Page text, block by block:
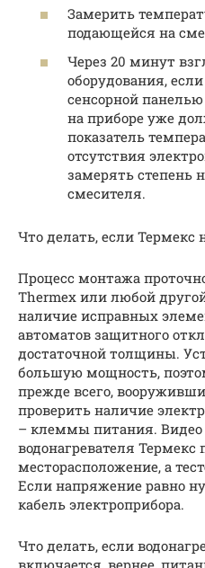
Замерить
подающейся на
Через 20 минут
оборудования,
сенсорной
на приборе уже
показатель
отсутствия
замерять степень
смесителя.
Что делать, если Термекс
Процесс монтажа
Thermex или любой
наличие исправных
автоматов защитного
достаточной толщины.
большую мощность,
прежде всего,
проверить наличие
– клеммы питания. Видео
водонагревателя
месторасположение, а
Если напряжение равно
кабель электроприбора.
Что делать, если
включается, вернее,